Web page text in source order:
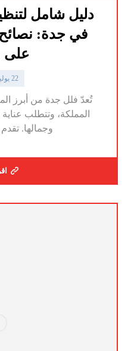
دليل شامل
في جدة: نصائح
على
22 يوليو، 2026
تُعدّ فلل جدة من أبرز
المملكة، وتتطلب
وجمالها.